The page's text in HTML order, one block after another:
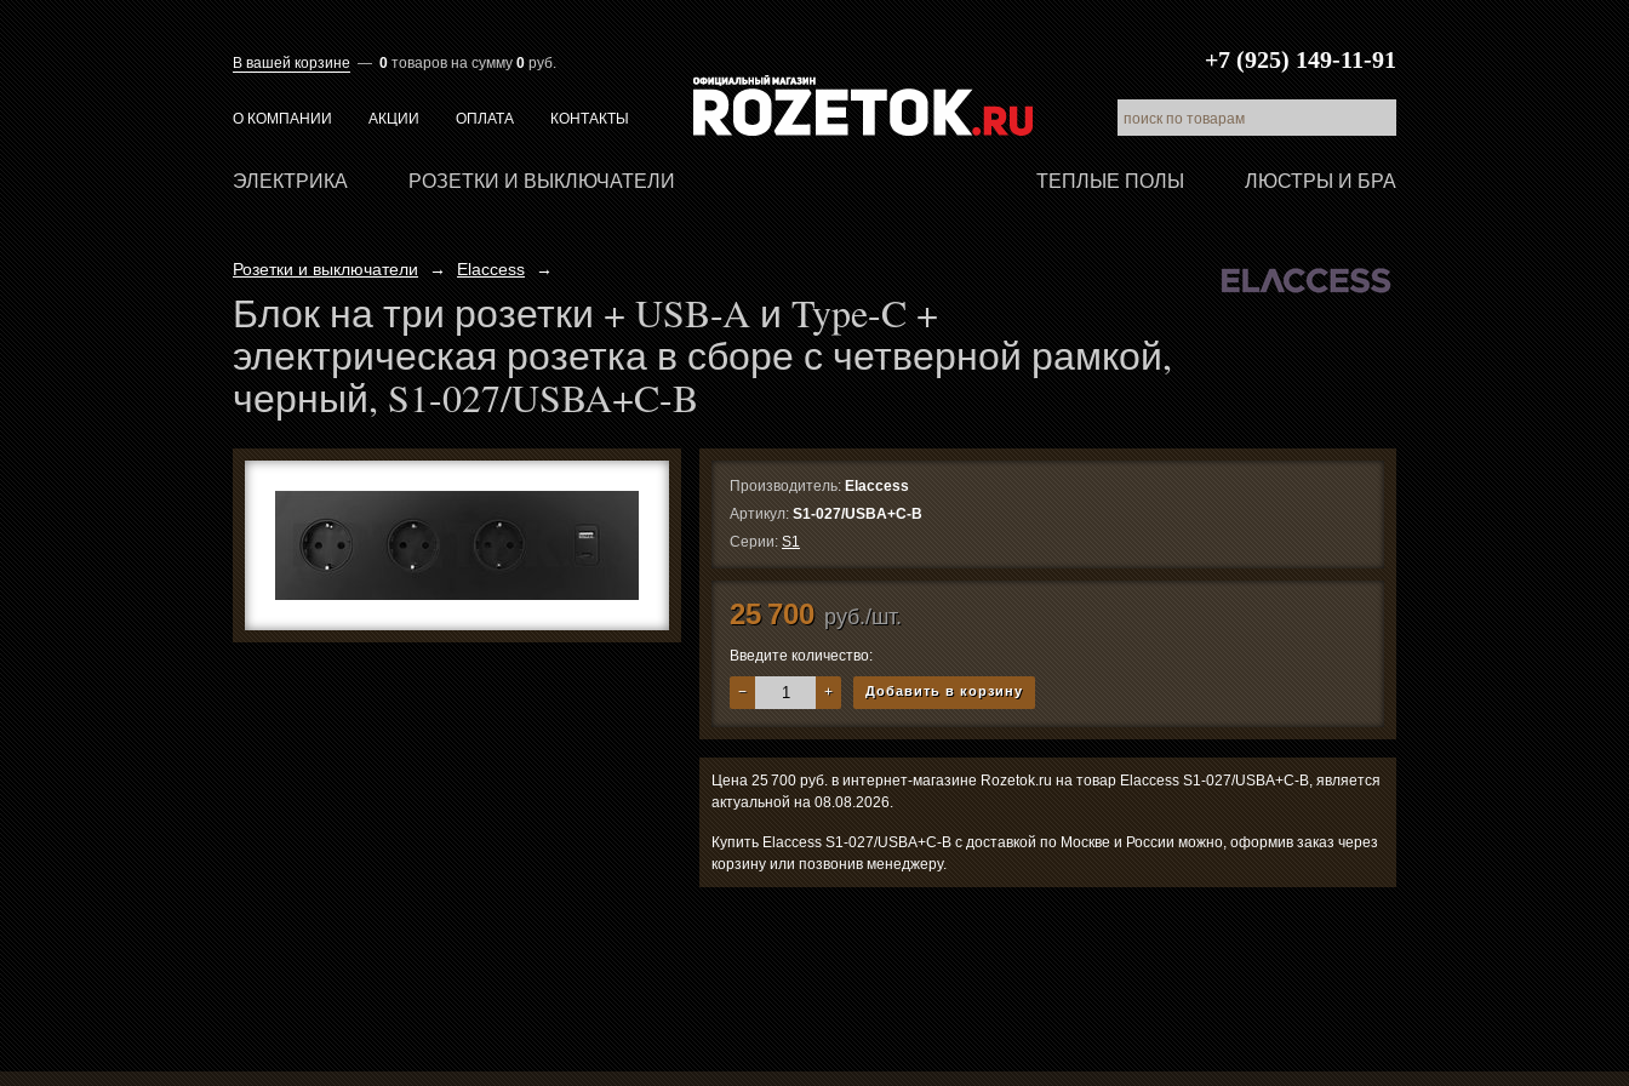
В вашей корзине — 0 товаров на сумму 0 руб. +7 (925) 149-11-91
О КОМПАНИИ АКЦИИ ОПЛАТА КОНТАКТЫ
ЭЛЕКТРИКА РОЗЕТКИ И ВЫКЛЮЧАТЕЛИ ЛЮСТРЫ И БРА
ТЕПЛЫЕ ПОЛЫ
Розетки и выключатели → Elaccess →
Блок на три розетки + USB-A и Type-C +
электрическая розетка в сборе с четверной рамкой,
черный, S1-027/USBA+C-B
Производитель: Elaccess
Артикул: S1-027/USBA+C-B
Серии: S1
25 700 руб./шт.
Введите количество:
− + Добавить в корзину
Цена 25 700 руб. в интернет-магазине Rozetok.ru на товар Elaccess S1-027/USBA+C-B, является
актуальной на 08.08.2026.
Купить Elaccess S1-027/USBA+C-B с доставкой по Москве и России можно, оформив заказ через
корзину или позвонив менеджеру.